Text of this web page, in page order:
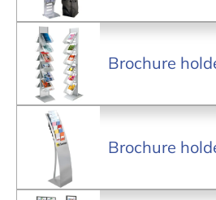
Brochure
Brochure